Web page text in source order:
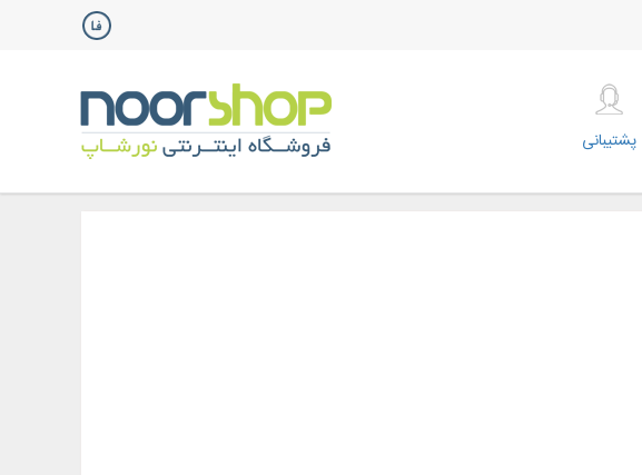
پشتیبانی